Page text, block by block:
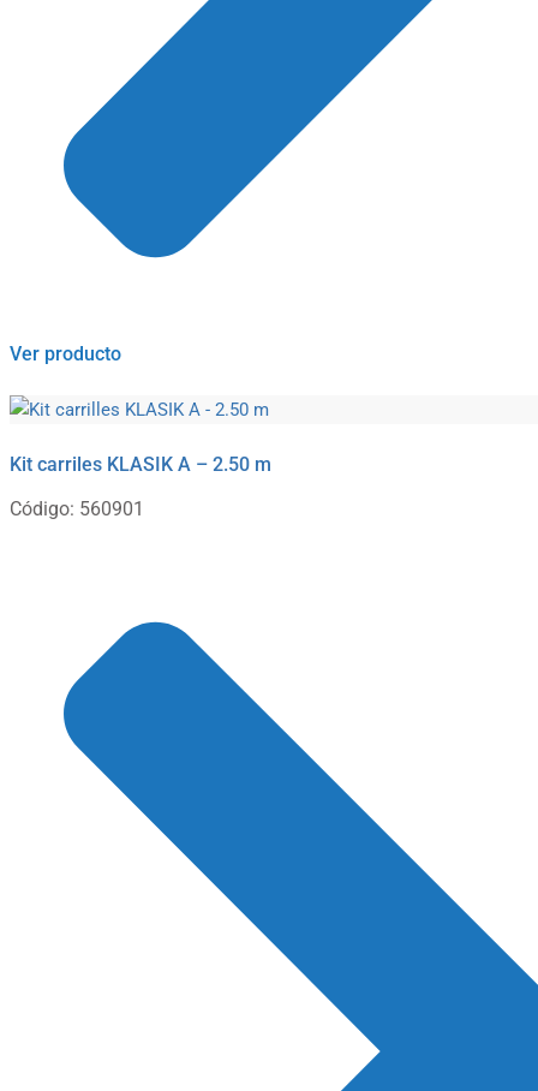
Ver producto
Kit carriles KLASIK A – 2.50 m
Código: 560901